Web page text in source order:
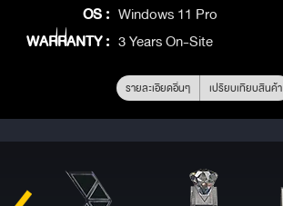
OS : Windows 11 Pro
WARRANTY : 3 Years On-Site
รายละเอียดอื่นๆ เปรียบเทียบสินค้า